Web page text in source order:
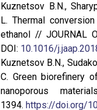
Kuznetsov B.N.,
L. Thermal
ethanol // JOURNAL
DOI: 10.1016/
Kuznetsov B.N.,
C. Green biorefinery
nanoporous
1394. https://doi.org/